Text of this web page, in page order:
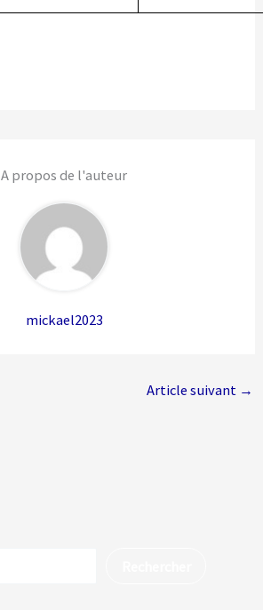
A propos de l'auteur
mickael2023
Article suivant →